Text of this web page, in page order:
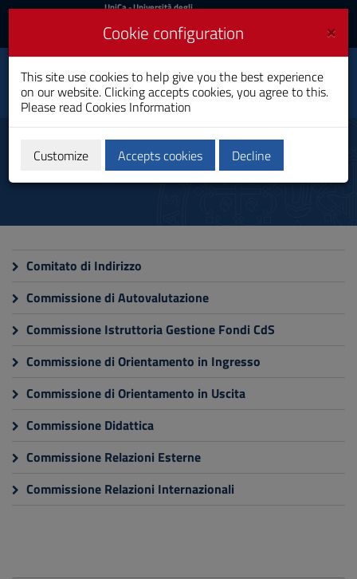
Skip
Content
to
Go
Footer
UniCa
Login
UniCa- Università degli
Login UniCA News
Toggle
navigation
Chemical Engineering
for Innovation and
Process Sustainability
Bachelor's Degree
Commissions
Comitato di Indirizzo
Commissione di Autovalutazione
Commissione Istruttoria Gestione Fondi CdS
Commissione di Orientamento in Ingresso
Commissione di Orientamento in Uscita
Commissione Didattica
Commissione Relazioni Esterne
Commissione Relazioni Internazionali
×
Cookie configuration
This site use cookies to help give you the best experience
on our website. Clicking accepts cookies, you agree to this.
Please read Cookies Information
Customize Accepts cookies Decline